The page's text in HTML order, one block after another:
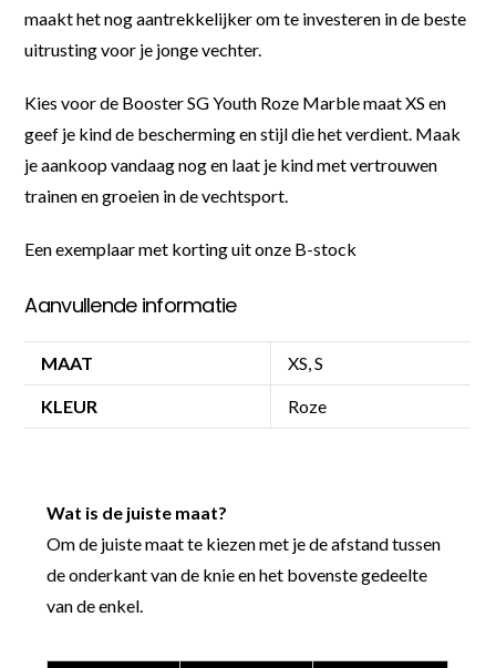
maakt het nog aantrekkelijker om te investeren in de beste
uitrusting voor je jonge vechter.
Kies voor de Booster SG Youth Roze Marble maat XS en
geef je kind de bescherming en stijl die het verdient. Maak
je aankoop vandaag nog en laat je kind met vertrouwen
trainen en groeien in de vechtsport.
Een exemplaar met korting uit onze B-stock
Aanvullende informatie
MAAT XS, S
KLEUR Roze
Wat is de juiste maat?
Om de juiste maat te kiezen met je de afstand tussen
de onderkant van de knie en het bovenste gedeelte
van de enkel.